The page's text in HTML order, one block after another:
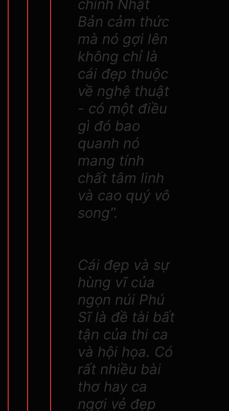
chính Nhật
Bản cảm thức
mà nó gợi lên
không chỉ là
cái đẹp thuộc
về nghệ thuật
- có một điều
gì đó bao
quanh nó
mang tính
chất tâm linh
và cao quý vô
song”.
Cái đẹp và sự
hùng vĩ của
ngọn núi Phú
Sĩ là đề tài bất
tận của thi ca
và hội họa. Có
rất nhiều bài
thơ hay ca
ngợi vẻ đẹp